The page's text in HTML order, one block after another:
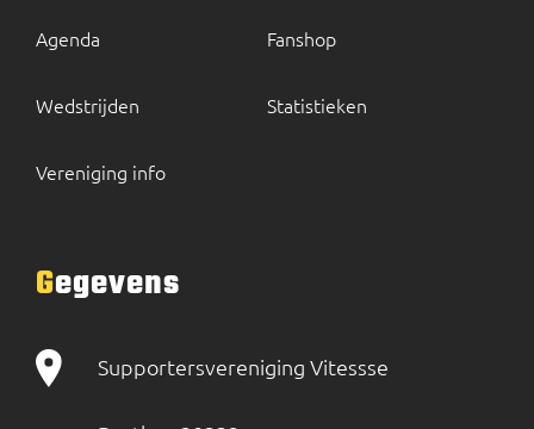
Agenda
Wedstrijden
Vereniging info
Fanshop
Statistieken
Gegevens
Supportersvereniging Vitessse